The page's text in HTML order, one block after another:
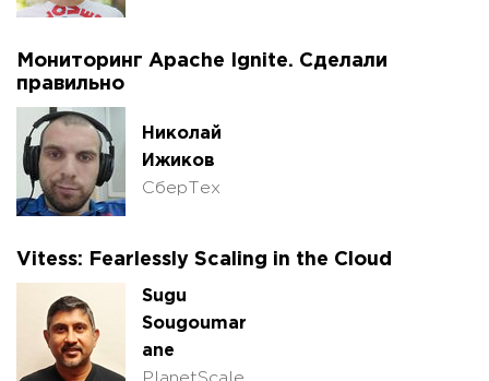
Мониторинг Apache Ignite. Сделали
правильно
Николай
Ижиков
СберТех
Vitess: Fearlessly Scaling in the Cloud
Sugu
Sougoumar
ane